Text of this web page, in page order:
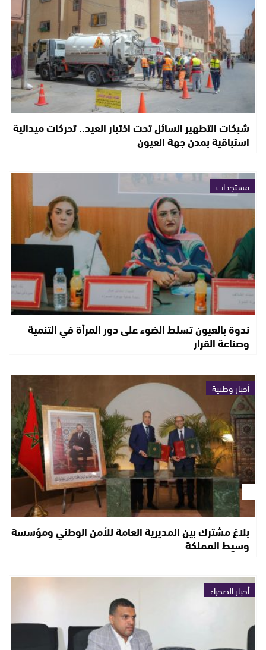
شبكات التطهير السائل تحت اختبار العيد.. تحركات ميدانية
استباقية بمدن جهة العيون
مستجدات
ندوة بالعيون تسلط الضوء على دور المرأة في التنمية
وصناعة القرار
أخبار وطنية
بلاغ مشترك بين المديرية العامة للأمن الوطني ومؤسسة
وسيط المملكة
أخبار الصحراء